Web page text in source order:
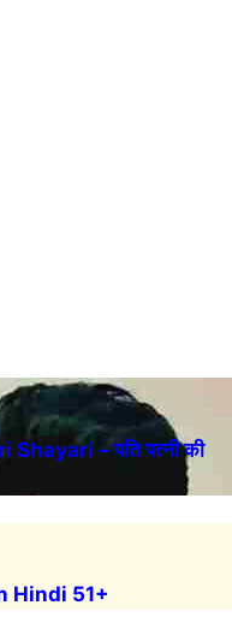
– पति पत्नी की
Hindi 51+